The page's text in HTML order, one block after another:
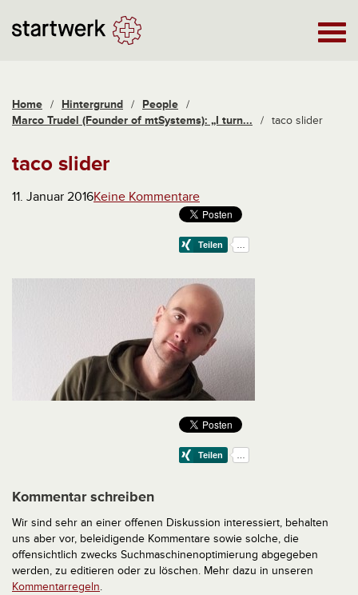
Home / Hintergrund / People /
Marco Trudel (Founder of mtSystems): „I turn...
/ taco slider
taco slider
11. Januar 2016Keine Kommentare
Kommentar schreiben
Wir sind sehr an einer offenen Diskussion interessiert, behalten
uns aber vor, beleidigende Kommentare sowie solche, die
offensichtlich zwecks Suchmaschinenoptimierung abgegeben
werden, zu editieren oder zu löschen. Mehr dazu in unseren
Kommentarregeln.